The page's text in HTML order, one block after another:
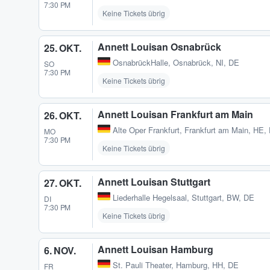
7:30 PM
Keine Tickets übrig
25. OKT.
SO
7:30 PM
Annett Louisan Osnabrück
OsnabrückHalle, Osnabrück, NI, DE
Keine Tickets übrig
26. OKT.
MO
7:30 PM
Annett Louisan Frankfurt am Main
Alte Oper Frankfurt, Frankfurt am Main, HE,
Keine Tickets übrig
27. OKT.
DI
7:30 PM
Annett Louisan Stuttgart
Liederhalle Hegelsaal, Stuttgart, BW, DE
Keine Tickets übrig
6. NOV.
FR
Annett Louisan Hamburg
St. Pauli Theater, Hamburg, HH, DE